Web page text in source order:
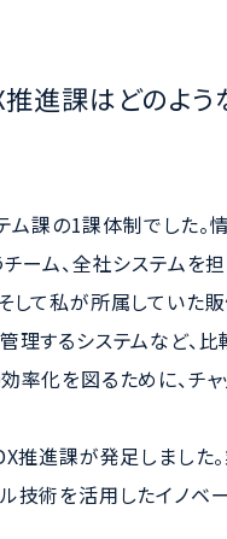
進課はどのよ
ム課の1課体制でした
ーム、全社システムを
て私が所属していた
理するシステムなど、
化を図るために、チ
推進課が発足しました
技術を活用したイノベ